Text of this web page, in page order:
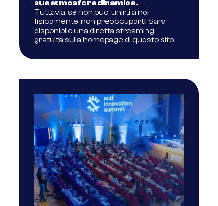
sua atmosfera dinamica.
Tuttavia, se non puoi unirti a noi
fisicamente, non preoccuparti! Sarà
disponibile una diretta streaming
gratuita sulla homepage di questo sito.